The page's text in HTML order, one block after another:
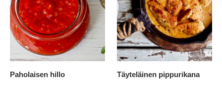
Paholaisen hillo Täyteläinen pippurikana